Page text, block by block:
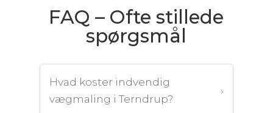
FAQ – Ofte stillede
spørgsmål
Hvad koster indvendig
vægmaling i Terndrup?
›